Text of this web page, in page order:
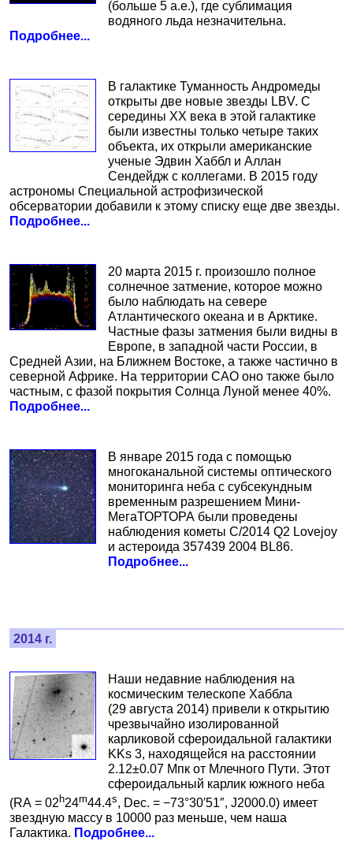
(больше 5 а.е.), где сублимация
водяного льда незначительна.
Подробнее...
В галактике Туманность Андромеды
открыты две новые звезды LBV. С
середины XX века в этой галактике
были известны только четыре таких
объекта, их открыли американские
ученые Эдвин Хаббл и Аллан
Сендейдж с коллегами. В 2015 году
астрономы Специальной астрофизической
обсерватории добавили к этому списку еще две звезды.
Подробнее...
20 марта 2015 г. произошло полное
солнечное затмение, которое можно
было наблюдать на севере
Атлантического океана и в Арктике.
Частные фазы затмения были видны в
Европе, в западной части России, в
Средней Азии, на Ближнем Востоке, а также частично в
северной Африке. На территории САО оно также было
частным, с фазой покрытия Солнца Луной менее 40%.
Подробнее...
В январе 2015 года с помощью
многоканальной системы оптического
мониторинга неба с субсекундным
временным разрешением Мини-
МегаТОРТОРА были проведены
наблюдения кометы C/2014 Q2 Lovejoy
и астероида 357439 2004 BL86.
Подробнее...
2014 г.
Наши недавние наблюдения на
космическим телескопе Хаббла
(29 августа 2014) привели к открытию
чрезвычайно изолированной
карликовой сфероидальной галактики
KKs 3, находящейся на расстоянии
2.12±0.07 Мпк от Млечного Пути. Этот
сфероидальный карлик южного неба
(RA = 02h24m44.4s, Dec. = −73°30′51″, J2000.0) имеет
звездную массу в 10000 раз меньше, чем наша
Галактика. Подробнее...